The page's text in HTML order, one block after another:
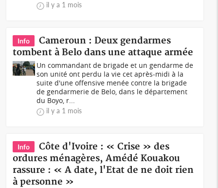
il y a 1 mois
Info
Cameroun : Deux gendarmes
tombent à Belo dans une attaque armée
Un commandant de brigade et un gendarme de
son unité ont perdu la vie cet après-midi à la
suite d'une offensive menée contre la brigade
de gendarmerie de Belo, dans le département
du Boyo, r...
il y a 1 mois
Info
Côte d'Ivoire : « Crise » des
ordures ménagères, Amédé Kouakou
rassure : « A date, l'Etat de ne doit rien
à personne »